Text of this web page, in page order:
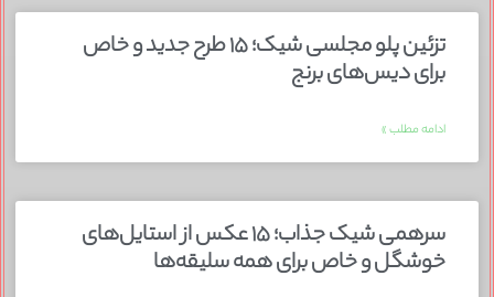
تزئین پلو مجلسی شیک؛ ۱۵ طرح جدید و خاص
برای دیس‌های برنج
ادامه مطلب »
سرهمی شیک جذاب؛ ۱۵ عکس از استایل‌های
خوشگل و خاص برای همه سلیقه‌ها